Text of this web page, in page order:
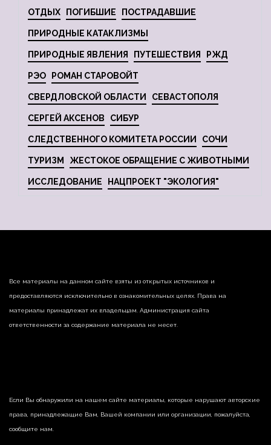
ОТДЫХ ПОГИБШИЕ ПОСТРАДАВШИЕ
ПРИРОДНЫЕ КАТАКЛИЗМЫ
ПРИРОДНЫЕ ЯВЛЕНИЯ ПУТЕШЕСТВИЯ РЖД
РЭО РОМАН СТАРОВОЙТ
СВЕРДЛОВСКОЙ ОБЛАСТИ СЕВАСТОПОЛЯ
СЕРГЕЙ АКСЕНОВ СИБУР
СЛЕДСТВЕННОГО КОМИТЕТА РОССИИ СОЧИ
ТУРИЗМ ЖЕСТОКОЕ ОБРАЩЕНИЕ С ЖИВОТНЫМИ
ИССЛЕДОВАНИЕ НАЦПРОЕКТ "ЭКОЛОГИЯ"
Все материалы на данном сайте взяты из открытых источников и
предоставляются исключительно в ознакомительных целях. Права на
материалы принадлежат их владельцам. Администрация сайта
ответственности за содержание материала не несет.
Если Вы обнаружили на нашем сайте материалы, которые нарушают авторские
права, принадлежащие Вам, Вашей компании или организации, пожалуйста,
сообщите нам.